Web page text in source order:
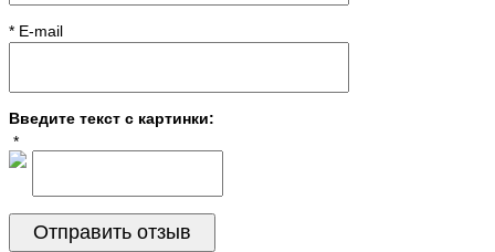
* E-mail
Введите текст с картинки:
*